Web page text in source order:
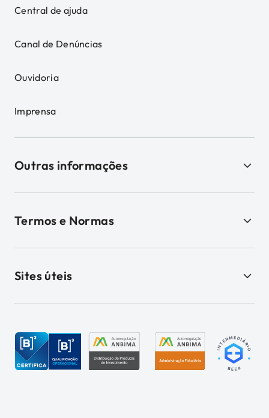
Central de ajuda
Canal de Denúncias
Ouvidoria
Imprensa
Outras informações
Termos e Normas
Sites úteis